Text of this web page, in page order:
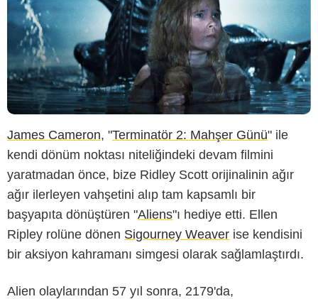
James Cameron, "Terminatör 2: Mahşer Günü" ile
kendi dönüm noktası niteliğindeki devam filmini
yaratmadan önce, bize Ridley Scott orijinalinin ağır
ağır ilerleyen vahşetini alıp tam kapsamlı bir
başyapıta dönüştüren "Aliens"ı hediye etti. Ellen
Ripley rolüne dönen Sigourney Weaver ise kendisini
bir aksiyon kahramanı simgesi olarak sağlamlaştırdı.
Alien olaylarından 57 yıl sonra, 2179'da,